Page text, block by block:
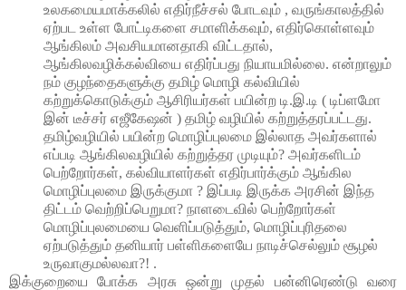
உலகமையமாக்கலில் எதிர்நீச்சல் போடவும் , வருங்காலத்தில்
ஏற்பட உள்ள போட்டிகளை சமாளிக்கவும், எதிர்கொள்ளவும்
ஆங்கிலம் அவசியமானதாகி விட்டதால்,
ஆங்கிலவழிக்கல்வியை எதிர்ப்பது நியாயமில்லை. என்றாலும்
நம் குழந்தைகளுக்கு தமிழ் மொழி கல்வியில்
கற்றுக்கொடுக்கும் ஆசிரியர்கள் பயின்ற டி.இ.டி ( டிப்ளமோ
இன் டீச்சர் எஜீகேஷன் ) தமிழ் வழியில் கற்றுத்தரப்பட்டது.
தமிழ்வழியில் பயின்ற மொழிப்புலமை இல்லாத அவர்களால்
எப்படி ஆங்கிலவழியில் கற்றுத்தர முடியும்? அவர்களிடம்
பெற்றோர்கள், கல்வியாளர்கள் எதிர்பார்க்கும் ஆங்கில
மொழிப்புலமை இருக்குமா ? இப்படி இருக்க அரசின் இந்த
திட்டம் வெற்றிப்பெறுமா? நாளடைவில் பெற்றோர்கள்
மொழிப்புலமையை வெளிப்படுத்தும், மொழிப்புரிதலை
ஏற்படுத்தும் தனியார் பள்ளிகளையே நாடிச்செல்லும் சூழல்
உருவாகுமல்லவா?! .
இக்குறையை போக்க அரசு ஒன்று முதல் பன்னிரெண்டு வரை